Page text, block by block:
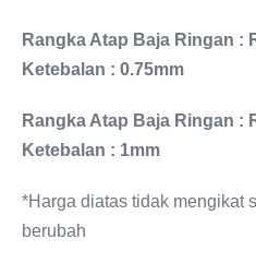
Rangka Atap Baja Ringan :
Ketebalan : 0.75mm
Rangka Atap Baja Ringan :
Ketebalan : 1mm
*Harga diatas tidak mengikat
berubah